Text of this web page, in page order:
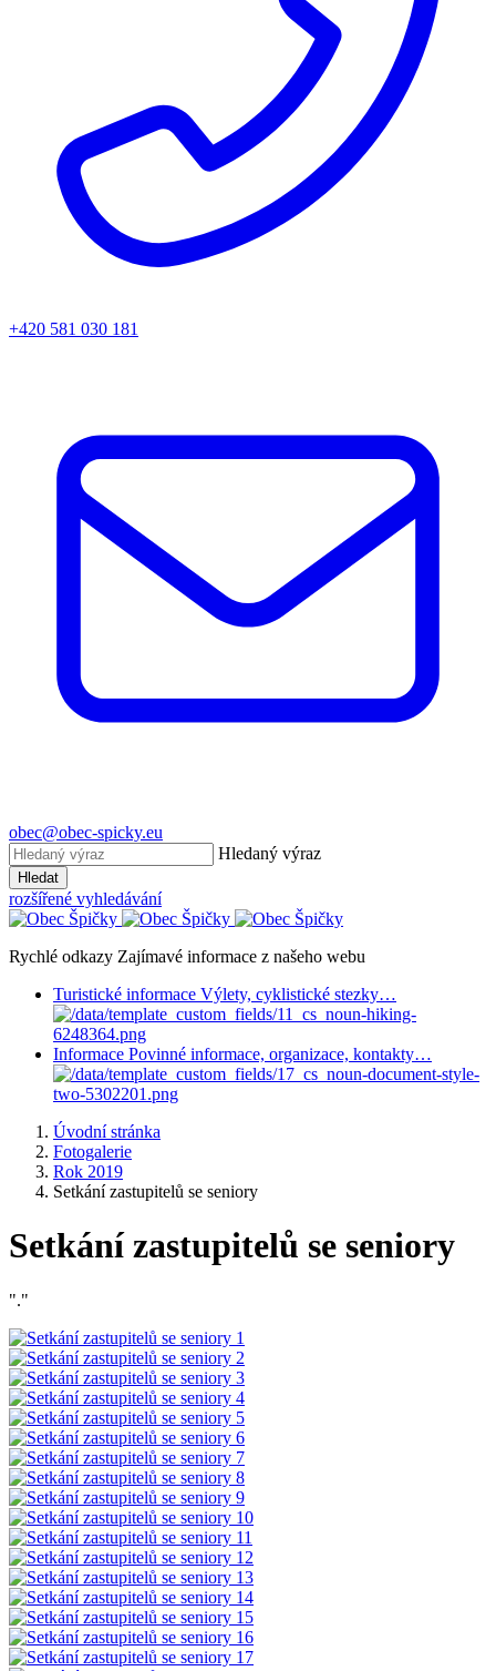
+420 581 030 181
obec@obec-spicky.eu
Hledaný výraz
Hledat
rozšířené vyhledávání
Rychlé odkazy Zajímavé informace z našeho webu
Turistické informace Výlety, cyklistické stezky…
Informace Povinné informace, organizace, kontakty…
Úvodní stránka
Fotogalerie
Rok 2019
Setkání zastupitelů se seniory
Setkání zastupitelů se seniory
"."